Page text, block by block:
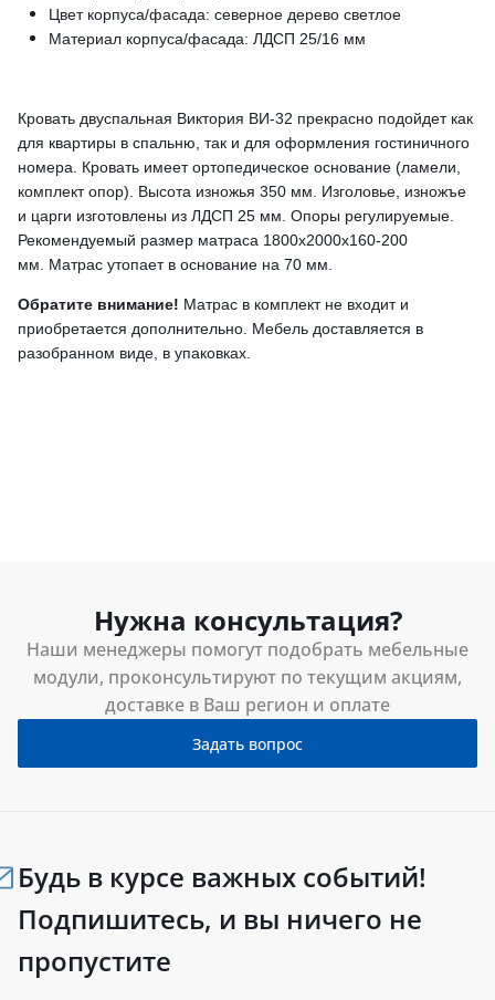
Цвет корпуса/фасада: северное дерево светлое
Материал корпуса/фасада: ЛДСП 25/16 мм
Кровать двуспальная Виктория ВИ-32 прекрасно подойдет как
для квартиры в спальню, так и для оформления гостиничного
номера. Кровать имеет ортопедическое основание (ламели,
комплект опор). Высота изножья 350 мм. Изголовье, изножъе
и царги изготовлены из ЛДСП 25 мм. Опоры регулируемые.
Рекомендуемый размер матраса 1800х2000х160-200
мм.
Матрас утопает в основание на 70 мм.
Обратите внимание! Матрас в комплект не входит и
приобретается дополнительно. Мебель доставляется в
разобранном виде, в упаковках.
Нужна консультация?
Наши менеджеры помогут подобрать мебельные
модули, проконсультируют по текущим акциям,
доставке в Ваш регион и оплате
Задать вопрос
Будь в курсе важных событий!
Подпишитесь, и вы ничего не
пропустите